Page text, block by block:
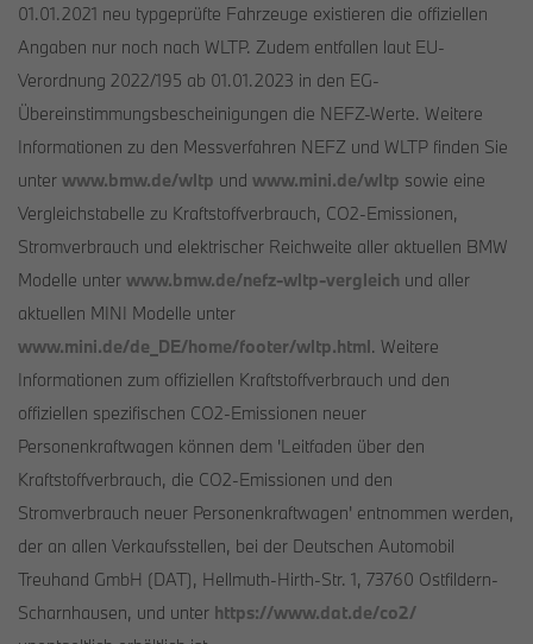
01.01.2021 neu typgeprüfte Fahrzeuge existieren die offiziellen
Angaben nur noch nach WLTP. Zudem entfallen laut EU-
Verordnung 2022/195 ab 01.01.2023 in den EG-
Übereinstimmungsbescheinigungen die NEFZ-Werte. Weitere
Informationen zu den Messverfahren NEFZ und WLTP finden Sie
unter www.bmw.de/wltp und www.mini.de/wltp sowie eine
Vergleichstabelle zu Kraftstoffverbrauch, CO2-Emissionen,
Stromverbrauch und elektrischer Reichweite aller aktuellen BMW
Modelle unter www.bmw.de/nefz-wltp-vergleich und aller
aktuellen MINI Modelle unter
www.mini.de/de_DE/home/footer/wltp.html. Weitere
Informationen zum offiziellen Kraftstoffverbrauch und den
offiziellen spezifischen CO2-Emissionen neuer
Personenkraftwagen können dem 'Leitfaden über den
Kraftstoffverbrauch, die CO2-Emissionen und den
Stromverbrauch neuer Personenkraftwagen' entnommen werden,
der an allen Verkaufsstellen, bei der Deutschen Automobil
Treuhand GmbH (DAT), Hellmuth-Hirth-Str. 1, 73760 Ostfildern-
Scharnhausen, und unter https://www.dat.de/co2/